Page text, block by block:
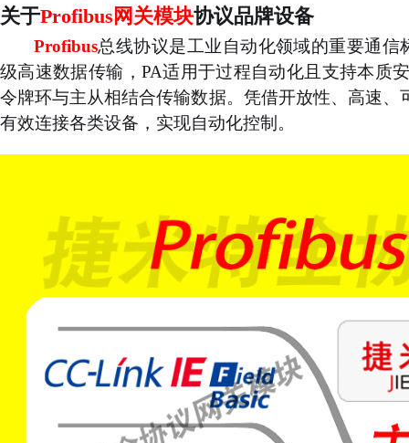
关于Profibus网关模块协议品牌设备
Profibus总线协议是工业自动化领域的重要通信
级高速数据传输，PA适用于过程自动化且支持本质
令牌环与主从相结合传输数据。凭借开放性、高速
有效连接各类设备，实现自动化控制。